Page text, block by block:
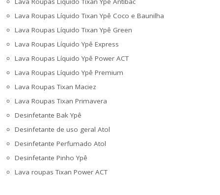
Lava Roupas Líquido Tixan Ypê Coco e Baunilha
Lava Roupas Líquido Tixan Ypê Green
Lava Roupas Líquido Ypê Express
Lava Roupas Líquido Ypê Power ACT
Lava Roupas Líquido Ypê Premium
Lava Roupas Tixan Maciez
Lava Roupas Tixan Primavera
Desinfetante Bak Ypê
Desinfetante de uso geral Atol
Desinfetante Perfumado Atol
Desinfetante Pinho Ypê
Lava roupas Tixan Power ACT